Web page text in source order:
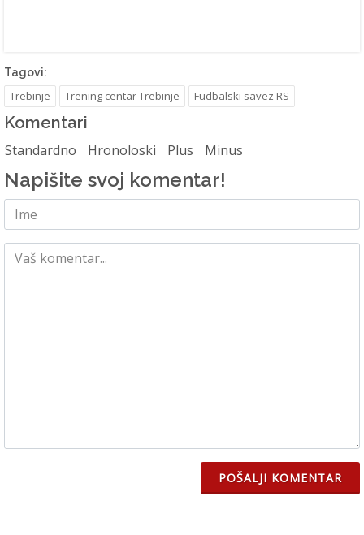
Tagovi:
Trebinje Trening centar Trebinje Fudbalski savez RS
Komentari
Standardno Hronoloski Plus Minus
Napišite svoj komentar!
POŠALJI KOMENTAR